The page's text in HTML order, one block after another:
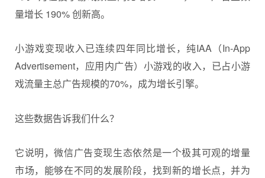
量增长 190% 创新高。
小游戏变现收入已连续四年同比增长，纯IAA（In-App
Advertisement，应用内广告）小游戏的收入，已占小游
戏流量主总广告规模的70%，成为增长引擎。
这些数据告诉我们什么？
它说明，微信广告变现生态依然是一个极其可观的增量
市场，能够在不同的发展阶段，找到新的增长点，并为